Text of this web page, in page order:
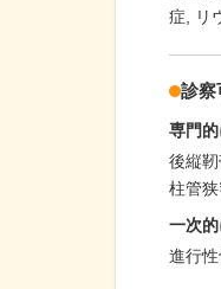
症
リ
診察
専門
後縦
柱管
一次
進行